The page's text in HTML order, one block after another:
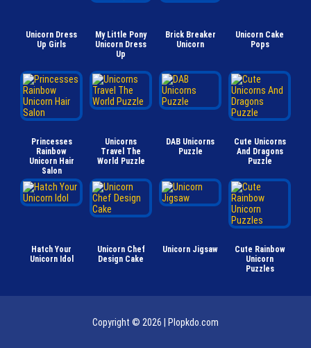
Unicorn Dress
Up Girls
My Little Pony
Unicorn Dress
Up
Brick Breaker
Unicorn
Unicorn Cake
Pops
Princesses
Rainbow
Unicorn Hair
Salon
Unicorns
Travel The
World Puzzle
DAB Unicorns
Puzzle
Cute Unicorns
And Dragons
Puzzle
Hatch Your
Unicorn Idol
Unicorn Chef
Design Cake
Unicorn Jigsaw
Cute Rainbow
Unicorn
Puzzles
Copyright © 2026 | Plopkdo.com